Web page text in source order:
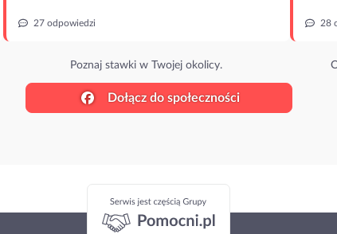
27 odpowiedzi
Poznaj stawki w Twojej okolicy.
28
Dołącz do społeczności